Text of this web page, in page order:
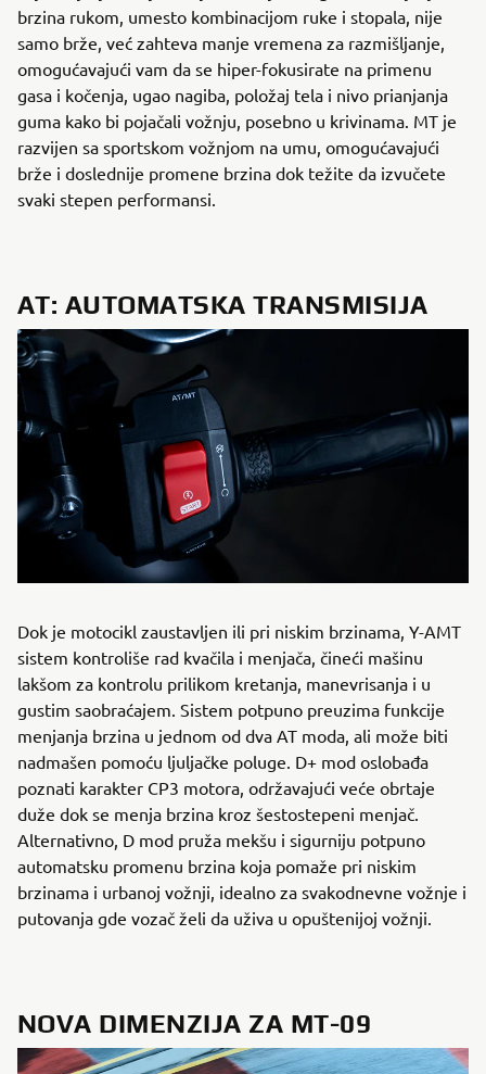
brzina rukom, umesto kombinacijom ruke i stopala, nije
samo brže, već zahteva manje vremena za razmišljanje,
omogućavajući vam da se hiper-fokusirate na primenu
gasa i kočenja, ugao nagiba, položaj tela i nivo prianjanja
guma kako bi pojačali vožnju, posebno u krivinama. MT je
razvijen sa sportskom vožnjom na umu, omogućavajući
brže i doslednije promene brzina dok težite da izvučete
svaki stepen performansi.
AT: AUTOMATSKA TRANSMISIJA
Dok je motocikl zaustavljen ili pri niskim brzinama, Y-AMT
sistem kontroliše rad kvačila i menjača, čineći mašinu
lakšom za kontrolu prilikom kretanja, manevrisanja i u
gustim saobraćajem. Sistem potpuno preuzima funkcije
menjanja brzina u jednom od dva AT moda, ali može biti
nadmašen pomoću ljuljačke poluge. D+ mod oslobađa
poznati karakter CP3 motora, održavajući veće obrtaje
duže dok se menja brzina kroz šestostepeni menjač.
Alternativno, D mod pruža mekšu i sigurniju potpuno
automatsku promenu brzina koja pomaže pri niskim
brzinama i urbanoj vožnji, idealno za svakodnevne vožnje i
putovanja gde vozač želi da uživa u opuštenijoj vožnji.
NOVA DIMENZIJA ZA MT-09